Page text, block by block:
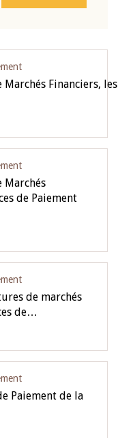
Financiers,
de Paiement
de marchés
de…
Paiement de la